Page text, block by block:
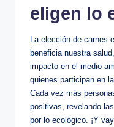
eligen lo
La elección de carnes
beneficia nuestra
impacto en el medio
quienes participan en
Cada vez más
positivas, revelando
por lo ecológico. ¡Y